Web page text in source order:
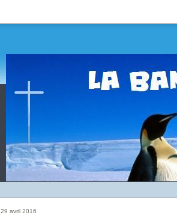
29 avril 2016